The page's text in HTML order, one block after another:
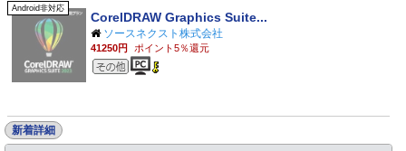
Android非対応
CorelDRAW Graphics Suite...
ソースネクスト株式会社
41250円 ポイント5％還元
その他のジャンル
新着詳細